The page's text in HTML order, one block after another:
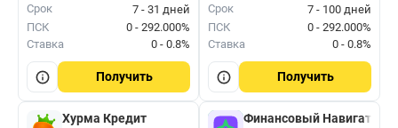
Срок
7 - 31 дней
ПСК
0 - 292.000%
Ставка
0 - 0.8%
Получить
Срок
7 - 100 дней
ПСК
0 - 292.000%
Ставка
0 - 0.8%
Получить
Хурма Кредит Финансовый Навигатор